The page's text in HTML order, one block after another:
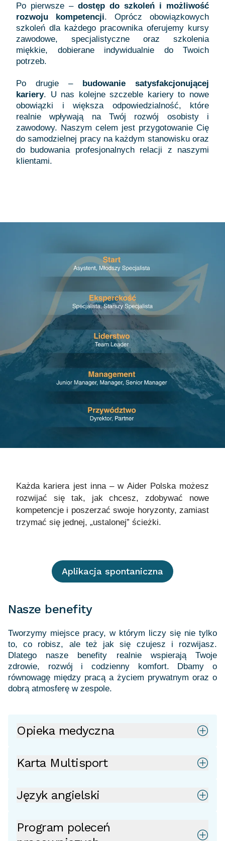
Po pierwsze – dostęp do szkoleń i możliwość
rozwoju kompetencji. Oprócz obowiązkowych
szkoleń dla każdego pracownika oferujemy kursy
zawodowe, specjalistyczne oraz szkolenia
miękkie, dobierane indywidualnie do Twoich
potrzeb.
Po drugie – budowanie satysfakcjonującej
kariery. U nas kolejne szczeble kariery to nowe
obowiązki i większa odpowiedzialność, które
realnie wpływają na Twój rozwój osobisty i
zawodowy. Naszym celem jest przygotowanie Cię
do samodzielnej pracy na każdym stanowisku oraz
do budowania profesjonalnych relacji z naszymi
klientami.
Każda kariera jest inna – w Aider Polska możesz
rozwijać się tak, jak chcesz, zdobywać nowe
kompetencje i poszerzać swoje horyzonty, zamiast
trzymać się jednej, „ustalonej” ścieżki.
Aplikacja spontaniczna
Nasze benefity
Tworzymy miejsce pracy, w którym liczy się nie tylko
to, co robisz, ale też jak się czujesz i rozwijasz.
Dlatego nasze benefity realnie wspierają Twoje
zdrowie, rozwój i codzienny komfort. Dbamy o
równowagę między pracą a życiem prywatnym oraz o
dobrą atmosferę w zespole.
Opieka medyczna
Karta Multisport
Język angielski
Program poleceń